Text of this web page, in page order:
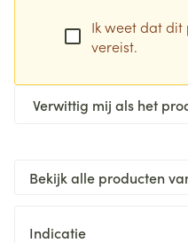
Ik weet dat dit
vereist.
Verwittig mij als het
Bekijk alle producten
Indicatie